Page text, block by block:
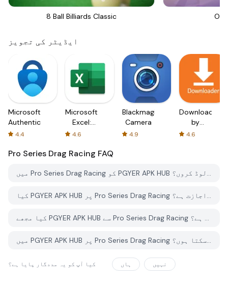
8 Ball Billiards Classic Om
ایڈیٹر کی تجویز
Microsoft
Authenticator
4.4
Microsoft
Excel:
Spreadsheets
4.6
Blackmagic
Camera
4.9
Downloader
by
AFTVnews
4.6
Pro Series Drag Racing FAQ
میں Pro Series Drag Racing کو PGYER APK HUB سے کیسے ڈاؤن لوڈ کروں؟
کیا PGYER APK HUB پر Pro Series Drag Racing کو مفت ڈاؤن لوڈ کرنے کی اجازت ہے؟
کیا مجھے PGYER APK HUB سے Pro Series Drag Racing ڈاؤن لوڈ کرنے کے لئے اکاؤنٹ کی ضرورت ہے؟
میں PGYER APK HUB پر Pro Series Drag Racing کے ساتھ کوئی مسئلہ کیسے رپورٹ کرسکتا ہوں؟
کیا آپ کو یہ مددگار پایا ہے؟ ہاں نہیں